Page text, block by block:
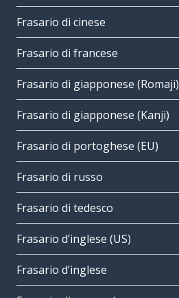
Frasario di cinese
Frasario di francese
Frasario di giapponese (Romaji)
Frasario di giapponese (Kanji)
Frasario di portoghese (EU)
Frasario di russo
Frasario di tedesco
Frasario d’inglese (US)
Frasario d’inglese